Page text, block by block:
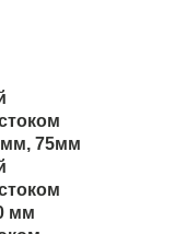
мм, 75мм
мм